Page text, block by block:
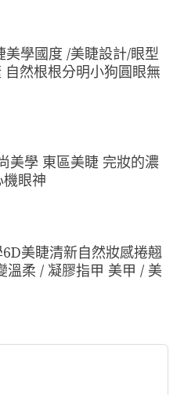
學國度 /美睫設計/眼型
然根根分明小狗圓眼無
美學 東區美睫 完妝的濃
眼神
美睫清新自然妝感捲翹
溫柔 / 凝膠指甲 美甲 / 美